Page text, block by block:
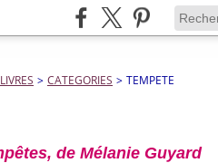
> CATEGORIES > TEMPETE
de Mélanie Guyard